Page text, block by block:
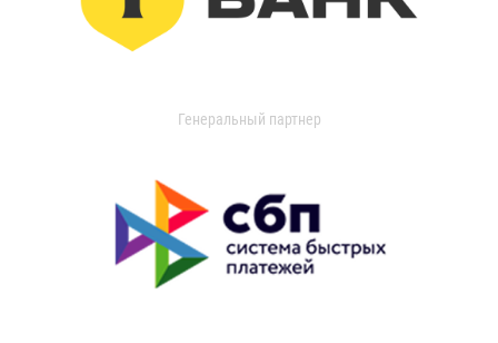
Генеральный партнер